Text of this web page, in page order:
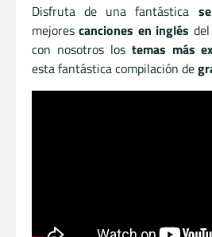
Disfruta de una fantástica
mejorescanciones en inglés
con nosotros lostemas más
esta fantástica compilación de